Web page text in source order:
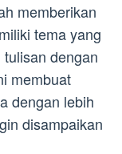
memberikan
tema yang
dengan
membuat
dengan lebih
disampaikan